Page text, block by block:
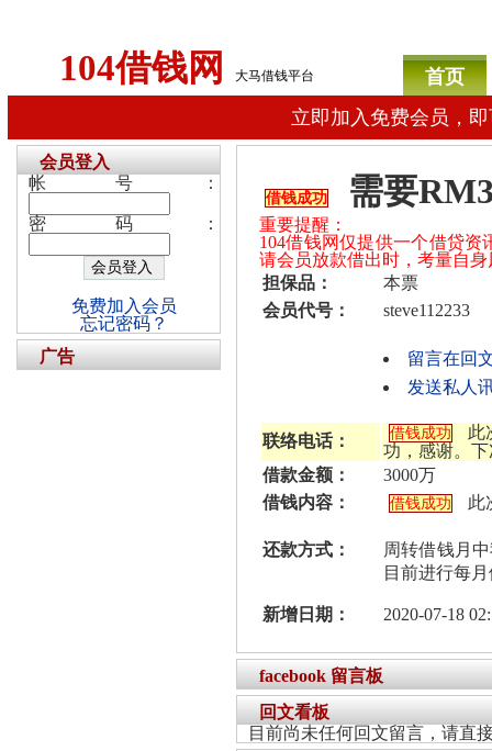
104借钱网 大马借钱平台
首页
立即加入免费会员，
借钱成功 需要
重要提醒：
104借钱网仅提供一个借贷
请会员放款借出时，考量自
担保品：
本票
会员代号：
steve112233
留言在回
发送私人
联络电话： 借钱成功
此
功，感谢。
借款金额：
3000万
借钱内容：
借钱成功 此
还款方式：
周转借钱月
目前进行每
新增日期： 2020-07-18
facebook 留言板
回文看板
目前尚未任何回文留言，请直
会员登入
帐号：
密码：
免费加入会员
忘记密码？
广告